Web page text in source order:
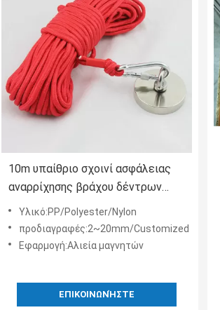
10m υπαίθριο σχοινί ασφάλειας
αναρρίχησης βράχου δέντρων
γραμμών αλιείας μαγνητών
πολυεστέρα
Υλικό:PP/Polyester/Nylon
προδιαγραφές:2~20mm/Customized
Εφαρμογή:Αλιεία μαγνητών
ΕΠΙΚΟΙΝΩΝΉΣΤΕ